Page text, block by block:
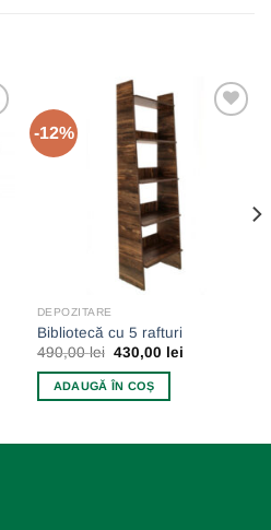
-12%
DEPOZITARE
Bibliotecă cu 5 rafturi
490,00lei Prețul
inițial
a
fost:
430,00 leiPrețul
ADAUGĂ ÎN COȘ